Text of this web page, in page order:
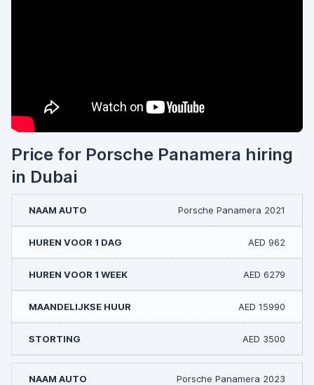
Price for Porsche Panamera hiring
in Dubai
Porsche Panamera 2021
AED 962
AED 6279
AED 15990
AED 3500
Porsche Panamera 2023